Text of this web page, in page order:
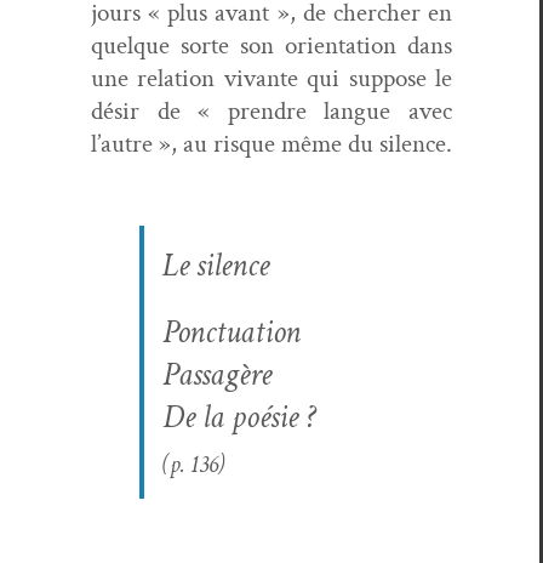
jours « plus avant », de chercher en
quelque sorte son ori­en­ta­tion dans
une rela­tion vivante qui sup­pose le
désir de « pren­dre langue avec
l’autre », au risque même du silence.
Le silence
Ponc­tu­a­tion
Pas­sagère
De la poésie ?
(p. 136)